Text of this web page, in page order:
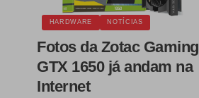
HARDWARE NOTÍCIAS
Fotos da Zotac Gaming
GTX 1650 já andam na
Internet